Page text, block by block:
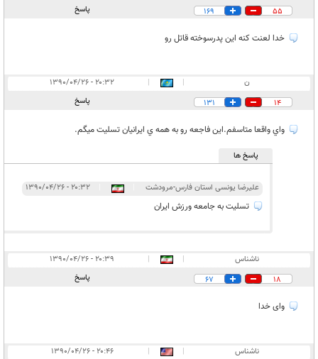
55
169 پاسخ
خدا لعنت کنه این پدرسوخته قاتل رو
ن |
|
۲۰:۳۲ - ۱۳۹۰/۰۴/۲۶
14
131 پاسخ
واي واقعا متاسفم.اين فاجعه رو به همه ي ايرانيان تسليت ميگم.
پاسخ ها
علیرضا یونسی استان فارس-مرودشت ۲۰:۳۲ - ۱۳۹۰/۰۴/۲۶
تسلیت به جامعه ورزش ایران
ناشناس |
|
۲۰:۳۹ - ۱۳۹۰/۰۴/۲۶
18
67 پاسخ
وای خدا
ناشناس |
| ۲۰:۴۶ - ۱۳۹۰/۰۴/۲۶